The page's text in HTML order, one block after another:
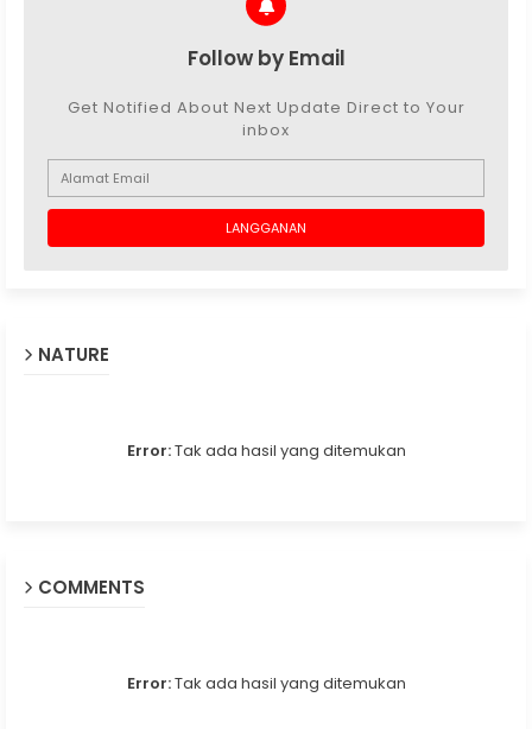
Follow by Email
Get Notified About Next Update Direct to Your
inbox
NATURE
Error:Tak ada hasil yang ditemukan
COMMENTS
Error:Tak ada hasil yang ditemukan